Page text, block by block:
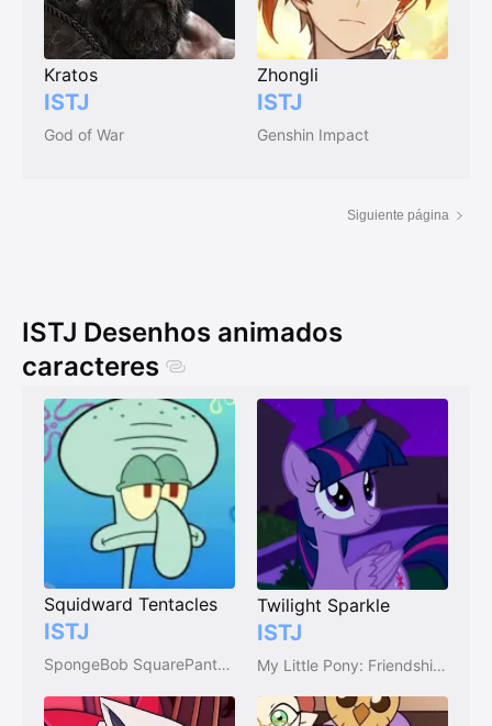
Kratos
ISTJ
God of War
Zhongli
ISTJ
Genshin Impact
Siguiente página
ISTJ Desenhos animados
caracteres
Squidward Tentacles
ISTJ
SpongeBob SquarePants (1999)
Twilight Sparkle
ISTJ
My Little Pony: Friendship Is Magic (2010)